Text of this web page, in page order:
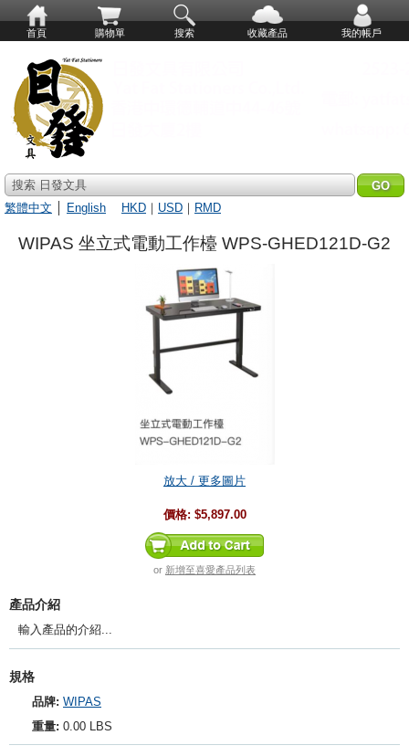
首頁 購物單 搜索 收藏產品 我的帳戶
搜索 日發文具
繁體中文
English HKD ｜ USD ｜ RMD
WIPAS 坐立式電動工作檯 WPS-GHED121D-G2
放大 / 更多圖片
價格: $5,897.00
or 新增至喜愛產品列表
產品介紹
輸入產品的介紹...
規格
品牌: WIPAS
重量: 0.00 LBS